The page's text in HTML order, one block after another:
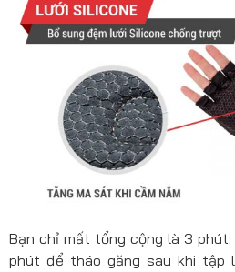
Bạn chỉ mất tổng cộng là 3
phút để tháo găng sau khi tập